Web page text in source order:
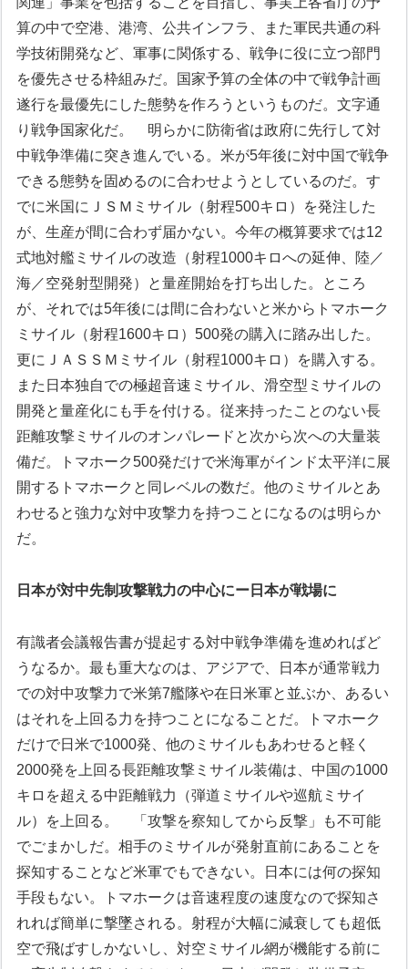
算の中で空港、港湾、公共インフラ、また軍民共通の科
学技術開発など、軍事に関係する、戦争に役に立つ部門
を優先させる枠組みだ。国家予算の全体の中で戦争計画
遂行を最優先にした態勢を作ろうというものだ。文字通
り戦争国家化だ。
明らかに防衛省は政府に先行して対
中戦争準備に突き進んでいる。米が5年後に対中国で戦争
できる態勢を固めるのに合わせようとしているのだ。す
でに米国にＪＳＭミサイル（射程500キロ）を発注した
が、生産が間に合わず届かない。今年の概算要求では12
式地対艦ミサイルの改造（射程1000キロへの延伸、陸／
海／空発射型開発）と量産開始を打ち出した。ところ
が、それでは5年後には間に合わないと米からトマホーク
ミサイル（射程1600キロ）500発の購入に踏み出した。
更にＪＡＳＳＭミサイル（射程1000キロ）を購入する。
また日本独自での極超音速ミサイル、滑空型ミサイルの
開発と量産化にも手を付ける。従来持ったことのない長
距離攻撃ミサイルのオンパレードと次から次への大量装
備だ。トマホーク500発だけで米海軍がインド太平洋に展
開するトマホークと同レベルの数だ。他のミサイルとあ
わせると強力な対中攻撃力を持つことになるのは明らか
だ。
日本が対中先制攻撃戦力の中心にー日本が戦場に
有識者会議報告書が提起する対中戦争準備を進めればど
うなるか。最も重大なのは、アジアで、日本が通常戦力
での対中攻撃力で米第7艦隊や在日米軍と並ぶか、あるい
はそれを上回る力を持つことになることだ。トマホーク
だけで日米で1000発、他のミサイルもあわせると軽く
2000発を上回る長距離攻撃ミサイル装備は、中国の1000
キロを超える中距離戦力（弾道ミサイルや巡航ミサイ
ル）を上回る。
「攻撃を察知してから反撃」も不可能
でごまかしだ。相手のミサイルが発射直前にあることを
探知することなど米軍でもできない。日本には何の探知
手段もない。トマホークは音速程度の速度なので探知さ
れれば簡単に撃墜される。射程が大幅に減衰しても超低
空で飛ばすしかないし、対空ミサイル網が機能する前に